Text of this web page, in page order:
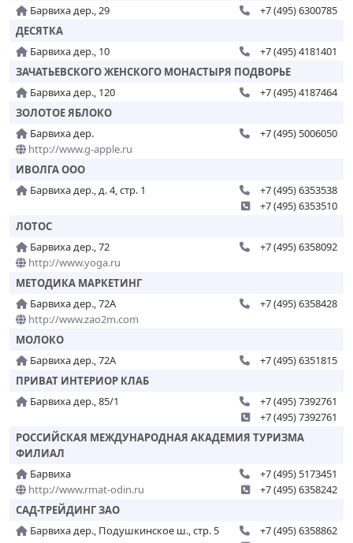
Барвиха дер., 29
+7 (495) 6300785
ДЕСЯТКА
Барвиха дер., 10
+7 (495) 4181401
ЗАЧАТЬЕВСКОГО ЖЕНСКОГО МОНАСТЫРЯ ПОДВОРЬЕ
Барвиха дер., 120
+7 (495) 4187464
ЗОЛОТОЕ ЯБЛОКО
Барвиха дер.
http://www.g-apple.ru
+7 (495) 5006050
ИВОЛГА ООО
Барвиха дер., д. 4, стр. 1
+7 (495) 6353538
+7 (495) 6353510
ЛОТОС
Барвиха дер., 72
http://www.yoga.ru
+7 (495) 6358092
МЕТОДИКА МАРКЕТИНГ
Барвиха дер., 72А
http://www.zao2m.com
+7 (495) 6358428
МОЛОКО
Барвиха дер., 72А
+7 (495) 6351815
ПРИВАТ ИНТЕРИОР КЛАБ
Барвиха дер., 85/1
+7 (495) 7392761
+7 (495) 7392761
РОССИЙСКАЯ МЕЖДУНАРОДНАЯ АКАДЕМИЯ ТУРИЗМА
ФИЛИАЛ
Барвиха
http://www.rmat-odin.ru
+7 (495) 5173451
+7 (495) 6358242
САД-ТРЕЙДИНГ ЗАО
Барвиха дер., Подушкинское ш., стр. 5
+7 (495) 6358862